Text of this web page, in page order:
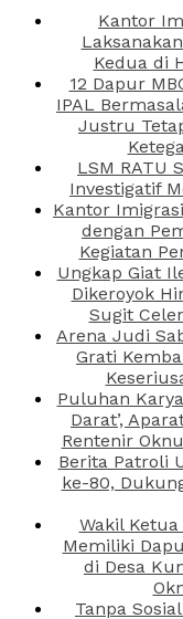
Kantor
Kedua di
12 Dapur
IPAL
Justru
LSM RATU
Investigatif
Kantor
dengan
Kegiatan
Ungkap Giat
Dikeroyok
Sugit
Arena Judi
Grati
Puluhan
Darat’,
Rentenir
Berita Patroli
ke-80,
Wakil
Memiliki
di Desa
Tanpa